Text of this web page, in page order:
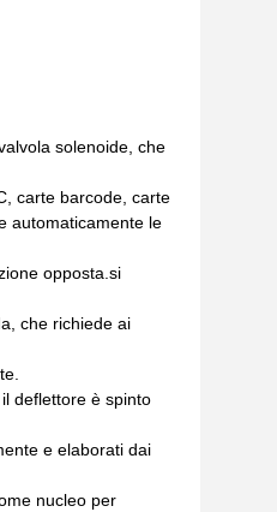
solenoide, che
carte barcode, carte
automaticamente le
opposta.si
che richiede ai
deflettore è spinto
e elaborati dai
nucleo per